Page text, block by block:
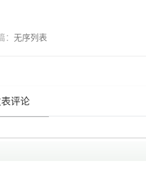
： 无序列表
评论